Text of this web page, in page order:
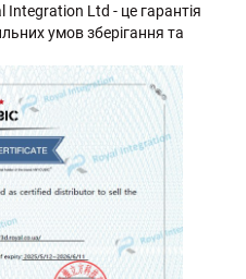
Integration Ltd - це гарантія
умов зберігання та